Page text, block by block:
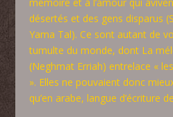
désertés et des gens disparus
Yama Tal). Ce sont autant de
tumulte du monde, dont La
(Neghmat Erriah) entrelace «
». Elles ne pouvaient donc
qu’en arabe, langue d’écriture